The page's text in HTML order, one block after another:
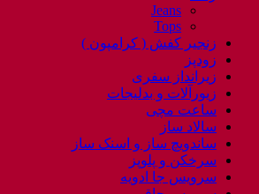
Jeans
Tops
زنجیر کفش ( کرامپون )
زودپز
زیرانداز سفری
زیورآلات و بدلیجات
ساعت مچی
سالاد ساز
ساندویچ ساز و اسنک ساز
سرخکن و پلوپز
سرویس جا ادویه